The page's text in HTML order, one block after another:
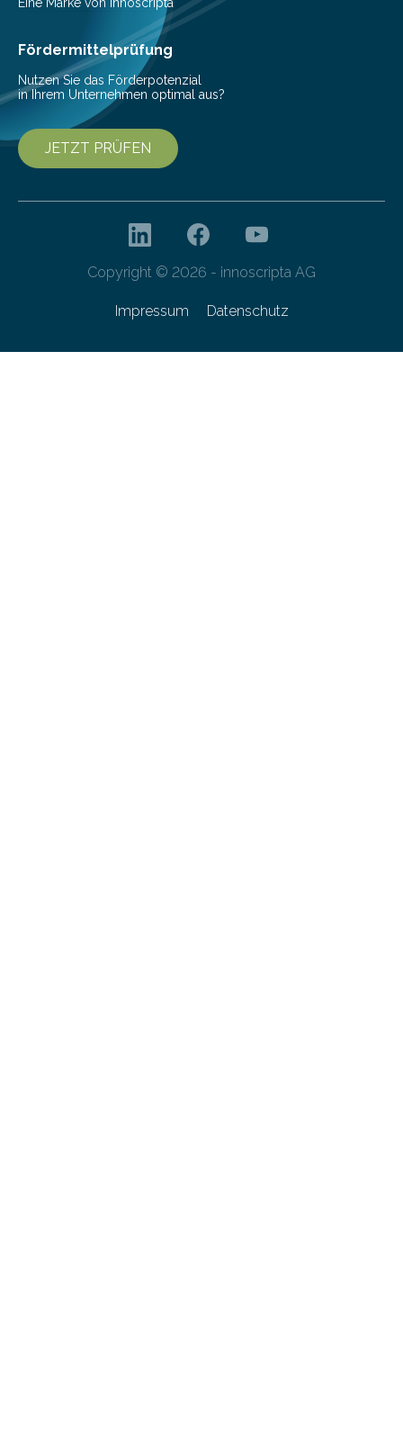
Fördermittelprüfung
Nutzen Sie das Förderpotenzial
in Ihrem Unternehmen optimal aus?
JETZT PRÜFEN
Copyright © 2026 - innoscripta AG
Impressum Datenschutz